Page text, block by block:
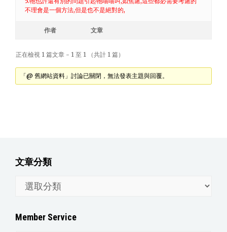
不理會是一個方法,但是也不是絕對的,
作者 文章
正在檢視 1 篇文章 - 1 至 1 （共計 1 篇）
「@ 舊網站資料」討論已關閉，無法發表主題與回覆。
文章分類
分
Member Service